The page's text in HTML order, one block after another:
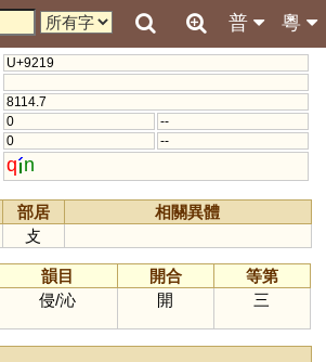
粵
普
U+9219
8114.7
0
--
0
--
q n
部居
相關異體
攴
韻目 開合
等第
侵/沁 開 三